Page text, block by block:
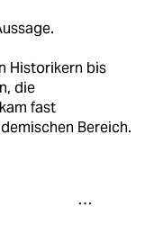
Historikern bis
die
fast
Bereich.